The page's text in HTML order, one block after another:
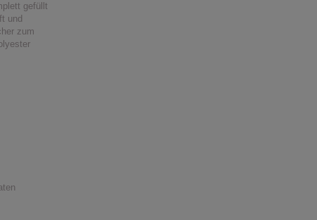
gefüllt
und
zum